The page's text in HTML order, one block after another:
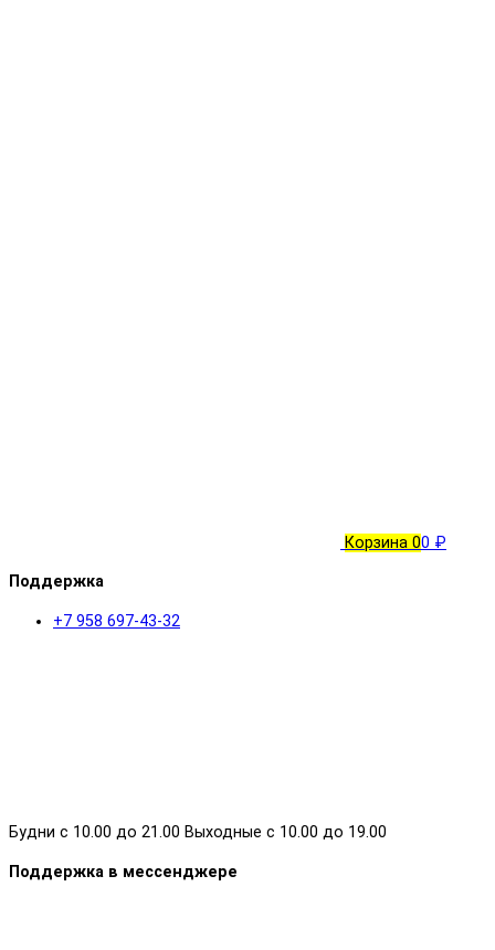
Корзина 00 ₽
Поддержка
+7 958 697-43-32
Будни с 10.00 до 21.00 Выходные с 10.00 до 19.00
Поддержка в мессенджере